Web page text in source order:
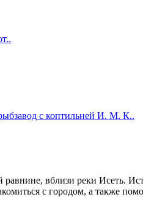
с коптильней И. М. К..
вблизи реки Исеть.
с городом, а также